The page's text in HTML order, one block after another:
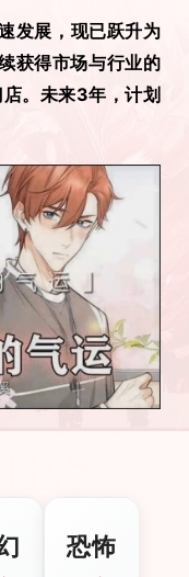
发展，现已跃升为
获得市场与行业的
。未来3年，计划
恐怖